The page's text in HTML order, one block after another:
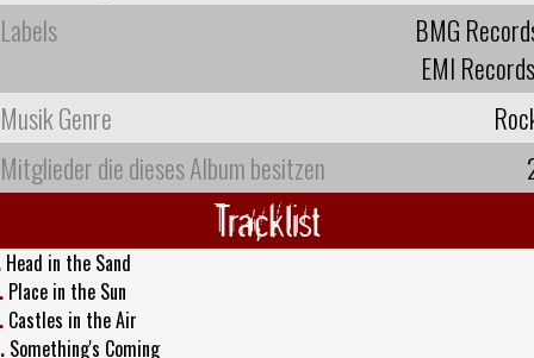
Labels
BMG
EMI Records
Musik Genre
Mitglieder die dieses Album besitzen
Tracklist
Head in the Sand
Place in the Sun
Castles in the Air
Something's Coming